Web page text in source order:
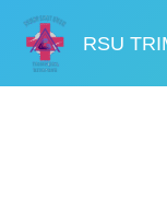
Lewati
konten
RSU